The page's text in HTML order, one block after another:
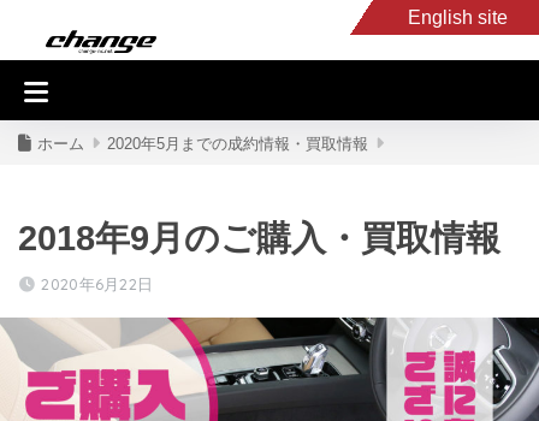
English site
入庫車情報
ホーム 2020年5月までの成約情報・買取情報
2018年9月のご購入・買取情報
2020年6月22日